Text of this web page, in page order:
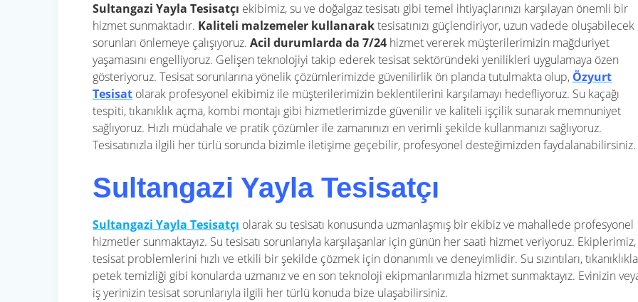
Sultangazi Yayla Tesisatçı ekibimiz, su ve doğalgaz tesisatı gibi temel ihtiyaçlarınızı karşılayan önemli bir
hizmet sunmaktadır. Kaliteli malzemeler kullanaraktesisatınızı güçlendiriyor, uzun vadede oluşabilecek
sorunları önlemeye çalışıyoruz.Acil durumlarda da 7/24 hizmet vererek müşterilerimizin mağduriyet
yaşamasını engelliyoruz. Gelişen teknolojiyi takip ederek tesisat sektöründeki yenilikleri uygulamaya özen
gösteriyoruz.Tesisat sorunlarına yönelik çözümlerimizde güvenilirlik ön planda tutulmakta olup, Özyurt
Tesisat olarak profesyonel ekibimiz ile müşterilerimizin beklentilerini karşılamayı hedefliyoruz. Su kaçağı
tespiti, tıkanıklık açma, kombi montajı gibi hizmetlerimizde güvenilir ve kaliteli işçilik sunarak memnuniyet
sağlıyoruz. Hızlı müdahale ve pratik çözümler ile zamanınızı en verimli şekilde kullanmanızı sağlıyoruz.
Tesisatınızla ilgili her türlü sorunda bizimle iletişime geçebilir, profesyonel desteğimizden faydalanabilirsiniz.
Sultangazi Yayla Tesisatçı
Sultangazi Yayla Tesisatçı olarak su tesisatı konusunda uzmanlaşmış bir ekibiz ve mahallede profesyonel
hizmetler sunmaktayız. Su tesisatı sorunlarıyla karşılaşanlar için günün her saati hizmet veriyoruz. Ekiplerimiz,
tesisat problemlerini hızlı ve etkili bir şekilde çözmek için donanımlı ve deneyimlidir. Su sızıntıları,
petek temizliği gibi konularda uzmanız ve en son teknoloji ekipmanlarımızla hizmet sunmaktayız. Evinizin
iş yerinizin tesisat sorunlarıyla ilgili her türlü konuda bize ulaşabilirsiniz.